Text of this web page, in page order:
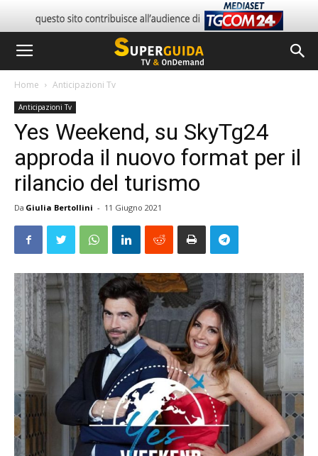
Home Anticipazioni Tv
Anticipazioni Tv
Yes Weekend, su SkyTg24
approda il nuovo format per il
rilancio del turismo
Da Giulia Bertollini - 11 Giugno 2021